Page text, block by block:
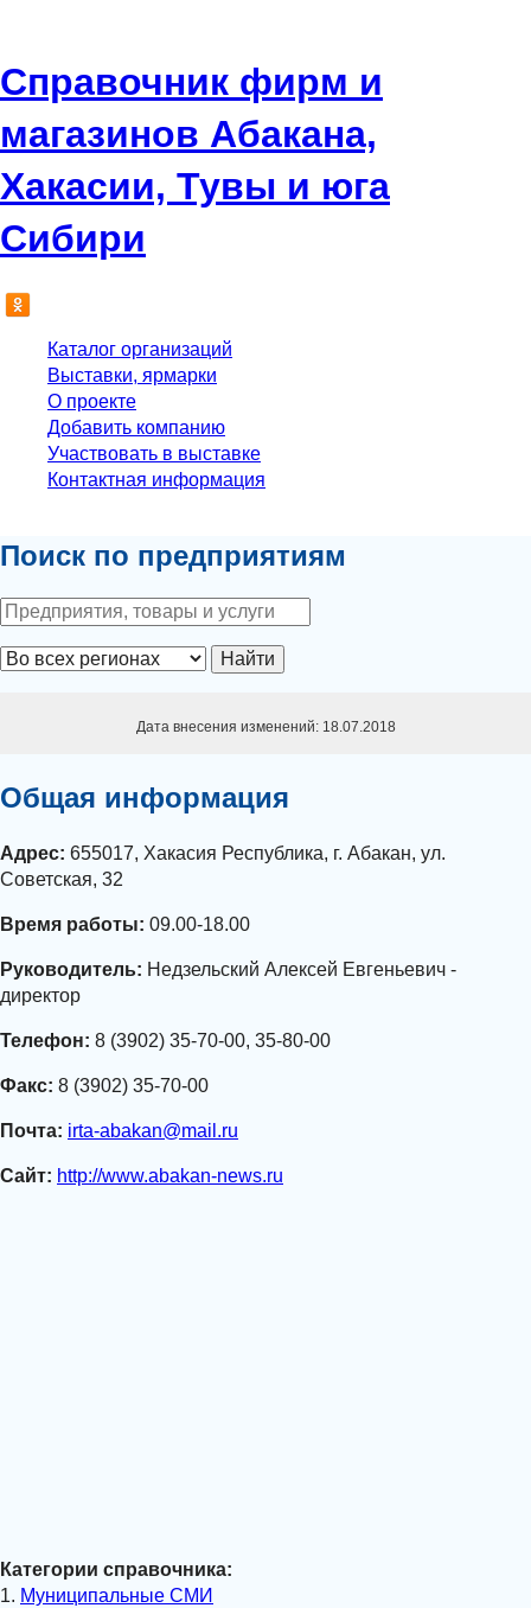
Справочник фирм и
магазинов Абакана,
Хакасии, Тувы и юга
Сибири
Каталог организаций
Выставки, ярмарки
О проекте
Добавить компанию
Участвовать в выставке
Контактная информация
Поиск по предприятиям
Найти
Дата внесения изменений: 18.07.2018
Общая информация
Адрес: 655017, Хакасия Республика, г. Абакан, ул.
Советская, 32
Время работы: 09.00-18.00
Руководитель: Недзельский Алексей Евгеньевич -
директор
Телефон: 8 (3902) 35-70-00, 35-80-00
Факс: 8 (3902) 35-70-00
Почта: irta-abakan@mail.ru
Сайт: http://www.abakan-news.ru
Категории справочника:
1. Муниципальные СМИ